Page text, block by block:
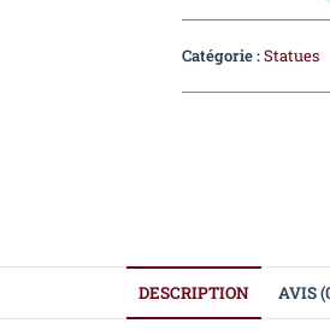
Catégorie :Statues
DESCRIPTION AVIS